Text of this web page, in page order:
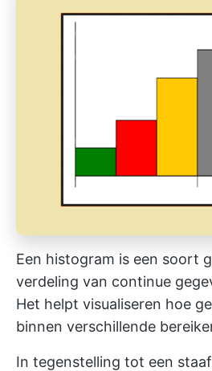
Een histogram is een soort
verdeling van continue
Het helpt visualiseren hoe
binnen verschillende
In tegenstelling tot een